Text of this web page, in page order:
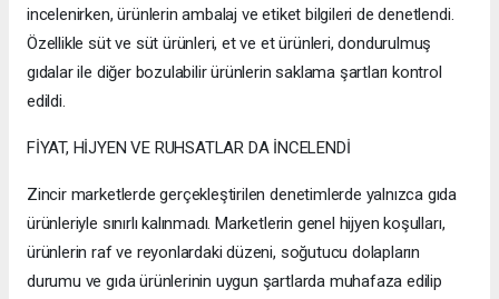
incelenirken, ürünlerin ambalaj ve etiket bilgileri de denetlendi.
Özellikle süt ve süt ürünleri, et ve et ürünleri, dondurulmuş
gıdalar ile diğer bozulabilir ürünlerin saklama şartları kontrol
edildi.
FİYAT, HİJYEN VE RUHSATLAR DA İNCELENDİ
Zincir marketlerde gerçekleştirilen denetimlerde yalnızca gıda
ürünleriyle sınırlı kalınmadı. Marketlerin genel hijyen koşulları,
ürünlerin raf ve reyonlardaki düzeni, soğutucu dolapların
durumu ve gıda ürünlerinin uygun şartlarda muhafaza edilip